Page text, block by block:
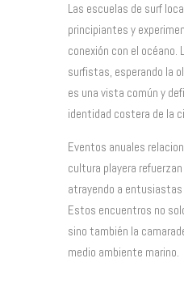
Las escuelas de surf
principiantes y
conexión con el océano.
surfistas, esperando la
es una vista común y
identidad costera de la
Eventos anuales
cultura playera
atrayendo a
Estos encuentros no
sino también la
medio ambiente marino.